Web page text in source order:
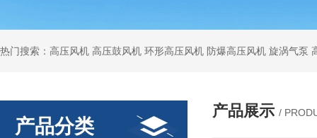
热门搜索：高压风机 高压鼓风机 环形高压风机 防爆高压风机 旋涡气泵
产品分类
产品展示 /